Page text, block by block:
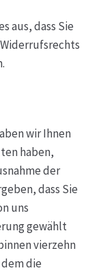
aus, dass Sie
wir Ihnen
haben,
der
dass Sie
uns
gewählt
vierzehn
die